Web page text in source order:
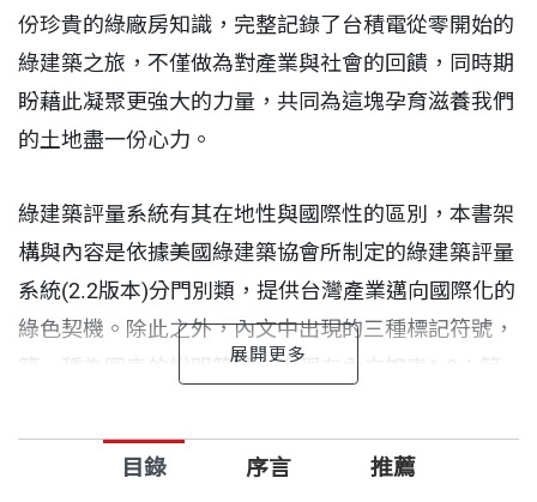
份珍貴的綠廠房知識，完整記錄了台積電從零開始的
綠建築之旅，不僅做為對產業與社會的回饋，同時期
盼藉此凝聚更強大的力量，共同為這塊孕育滋養我們
的土地盡一份心力。
綠建築評量系統有其在地性與國際性的區別，本書架
構與內容是依據美國綠建築協會所制定的綠建築評量
系統(2.2版本)分門別類，提供台灣產業邁向國際化的
綠色契機。除此之外，內文中出現的三種標記符號，
第一種為圖表的說明符號，出現在內文如表1-3；第
量系統0-3；第三種為公式標記，出現在公式尾端
如⋯⋯ (1-5)，區分三種標記供讀者參考。另外，本
目錄 序言 推薦